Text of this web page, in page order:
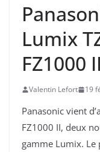
Lumix
FZ1000 II
Valentin Lefort 19
Panasonic vient
FZ1000 II, deux
gamme Lumix.